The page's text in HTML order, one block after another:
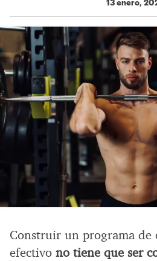
13 enero,
Construir un programa de
efectivo no tiene que ser